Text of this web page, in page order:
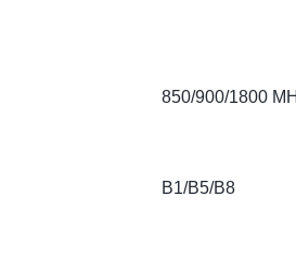
850/900/1800
B1/B5/B8